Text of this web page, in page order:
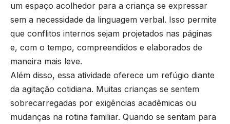
um espaço acolhedor para a criança se expressar
sem a necessidade da linguagem verbal. Isso permite
que conflitos internos sejam projetados nas páginas
e, com o tempo, compreendidos e elaborados de
maneira mais leve.
Além disso, essa atividade oferece um refúgio diante
da agitação cotidiana. Muitas crianças se sentem
sobrecarregadas por exigências acadêmicas ou
mudanças na rotina familiar. Quando se sentam para